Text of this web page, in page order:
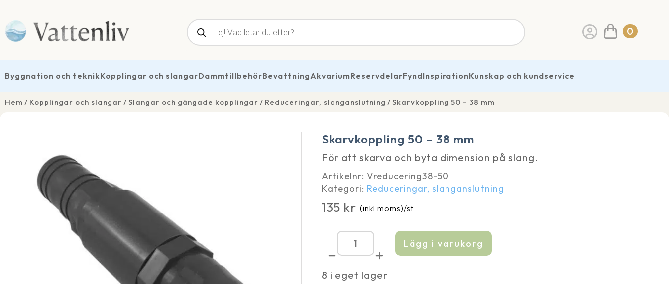
Produktsökning
0
Byggnation och teknikKopplingar och slangarDammtillbehörBevattningAkvariumReservdelarFyndInspirationKunskap och kundservice
Hem Kopplingar och slangar Slangar och gängade kopplingar Reduceringar, slanganslutning Skarvkoppling 50 – 38 mm
Skarvkoppling 50 – 38 mm
För att skarva och byta dimension på slang.
Artikelnr:Vreducering38-50
Kategori: Reduceringar, slanganslutning
135 kr (inkl moms)/st
8 i eget lager
Skarvkoppling
50
38
Lägg i varukorg